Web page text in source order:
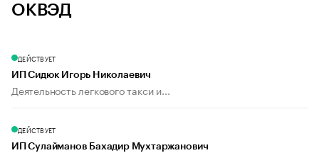
ОКВЭД
ДЕЙСТВУЕТ
ИП Сидюк Игорь Николаевич
Деятельность легкового такси и...
ДЕЙСТВУЕТ
ИП Сулайманов Бахадир Мухтаржанович